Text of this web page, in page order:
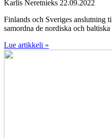
Karlis Neretnieks 22.09.2022
Finlands och Sveriges anslutning
samordna de nordiska och
Lue artikkeli »